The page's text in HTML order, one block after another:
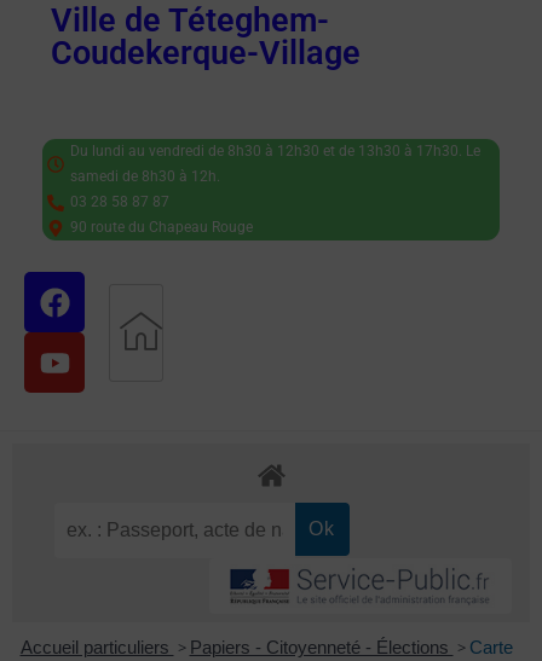
Ville de Téteghem-
Coudekerque-Village
Du lundi au vendredi de 8h30 à 12h30 et de 13h30 à 17h30. Le
samedi de 8h30 à 12h.
03 28 58 87 87
90 route du Chapeau Rouge
Accueil particuliers > Papiers - Citoyenneté - Élections > Carte